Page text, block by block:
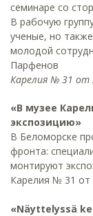
семинаре со
В рабочую
ученые, но
молодой
Парфенов
Карелия № 31 от
«В музее
экспозицию»
В Беломорске
фронта:
монтируют
Карелия № 31 от
«Näyttelyssä